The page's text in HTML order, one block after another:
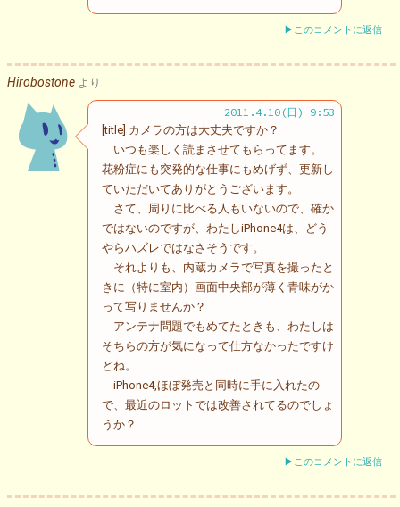
▶このコメントに返信
Hirobostone より
2011.4.10(日) 9:53
[title] カメラの方は大丈夫ですか？
いつも楽しく読まさせてもらってます。
花粉症にも突発的な仕事にもめげず、更新し
ていただいてありがとうございます。
さて、周りに比べる人もいないので、確か
ではないのですが、わたしiPhone4は、どう
やらハズレではなさそうです。
それよりも、内蔵カメラで写真を撮ったと
きに（特に室内）画面中央部が薄く青味がか
って写りませんか？
アンテナ問題でもめてたときも、わたしは
そちらの方が気になって仕方なかったですけ
どね。
iPhone4,ほぼ発売と同時に手に入れたの
で、最近のロットでは改善されてるのでしょ
うか？
▶このコメントに返信